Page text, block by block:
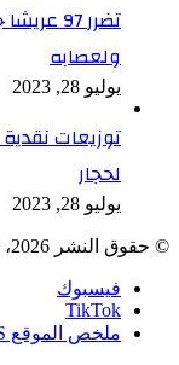
تضرر 97
ولعصابه
يوليو 28, 2023
توزيعات
لحجار
يوليو 28, 2023
© حقوق النشر 2026، جميع الحقوق محفوظة
فيسبوك
TikTok
ملخص الموقع RSS